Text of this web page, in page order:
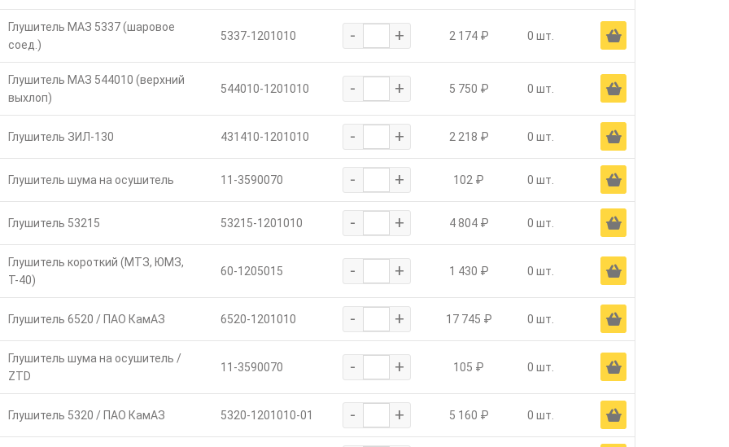
Глушитель МАЗ 5337 (шаровое
соед.)
5337-1201010 - + 2 174 ₽ 0 шт. Ä
Глушитель МАЗ 544010 (верхний
выхлоп)
544010-1201010 - + 5 750 ₽ 0 шт. Ä
Глушитель ЗИЛ-130 431410-1201010 - + 2 218 ₽ 0 шт. Ä
Глушитель шума на осушитель 11-3590070 - + 102 ₽ 0 шт. Ä
Глушитель 53215 53215-1201010 - + 4 804 ₽ 0 шт. Ä
Глушитель короткий (МТЗ, ЮМЗ,
Т-40)
60-1205015 - + 1 430 ₽ 0 шт. Ä
Глушитель 6520 / ПАО КамАЗ 6520-1201010 - + 17 745 ₽ 0 шт. Ä
Глушитель шума на осушитель /
ZTD
11-3590070 - + 105 ₽ 0 шт. Ä
Глушитель 5320 / ПАО КамАЗ 5320-1201010-01 - + 5 160 ₽ 0 шт. Ä